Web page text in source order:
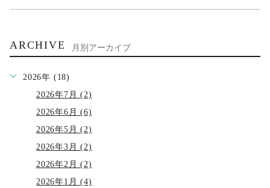
ARCHIVE 月別アーカイブ
2026年 (18)
2026年7月 (2)
2026年6月 (6)
2026年5月 (2)
2026年3月 (2)
2026年2月 (2)
2026年1月 (4)